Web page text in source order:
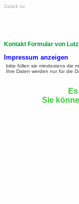
Zurück zu
Kontakt Formular von
Impressum anzeigen
bitte füllen sie mindestens die
Ihre Daten werden nur für die
Sie